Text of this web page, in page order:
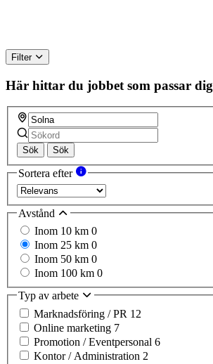
Filter
Här hittar du jobbet som passar dig
Sök Sök
Sortera efter
Avstånd
Inom 10 km 0
Inom 25 km 0
Inom 50 km 0
Inom 100 km 0
Typ av arbete
Marknadsföring / PR 12
Online marketing 7
Promotion / Eventpersonal 6
Kontor / Administration 2